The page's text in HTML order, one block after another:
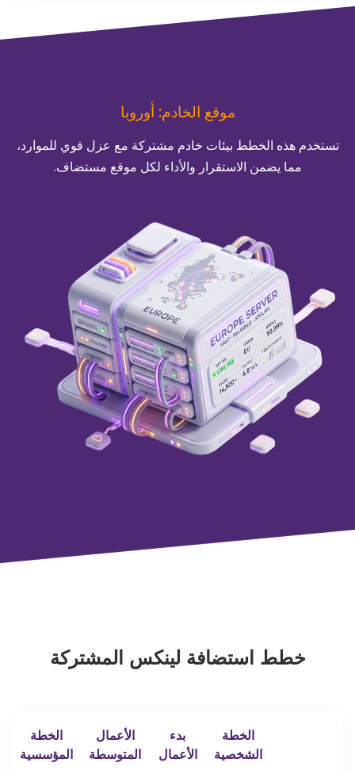
موقع الخادم: أوروبا
تستخدم هذه الخطط بيئات خادم مشتركة مع عزل قوي للموارد،
مما يضمن الاستقرار والأداء لكل موقع مستضاف.
خطط استضافة لينكس المشتركة
الخطة
الشخصية
بدء
الأعمال
الأعمال
المتوسطة
الخطة
المؤسسية